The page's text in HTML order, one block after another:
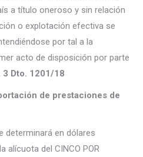
a título oneroso y sin relación
o explotación efectiva se
por tal a la
acto de disposición por parte
3 Dto. 1201/18
de prestaciones de
determinará en dólares
alícuota del CINCO POR